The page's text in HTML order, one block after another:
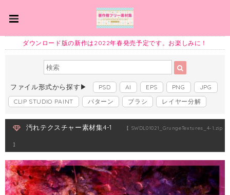
ダウンロード版の新作は2022年春発売予定です。お楽しみに！
ファイル形式から探す▶ PSD AI EPS PNG
JPG
CLIP STUDIO PAINT
パターン ブラシ レイヤー分解
汚れテクスチャー素材集4-1 【 SWDL01021_GrungeTextures_4-1.zip
】